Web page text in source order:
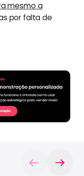
mesmo a
por falta de